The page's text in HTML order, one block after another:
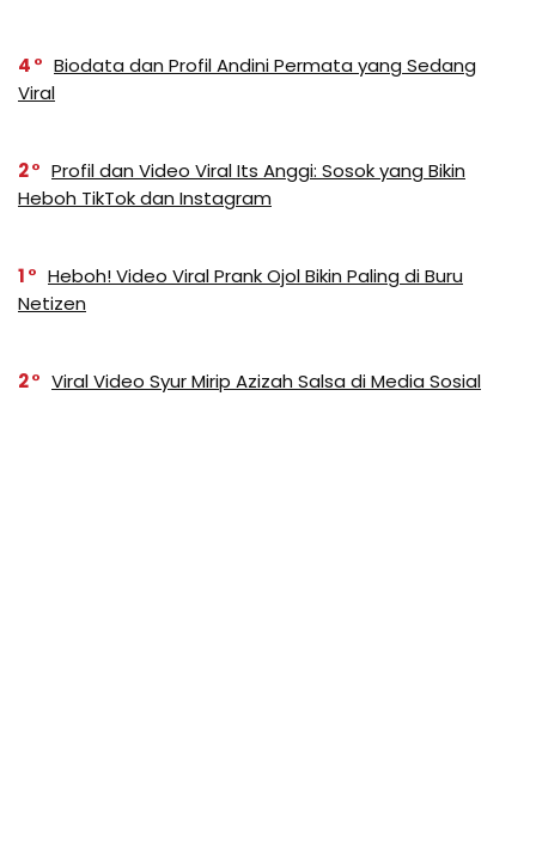
4
Biodata dan Profil Andini Permata yang Sedang
Viral
2
Profil dan Video Viral Its Anggi: Sosok yang Bikin
Heboh TikTok dan Instagram
1
Heboh! Video Viral Prank Ojol Bikin Paling di Buru
Netizen
2 Viral Video Syur Mirip Azizah Salsa di Media Sosial